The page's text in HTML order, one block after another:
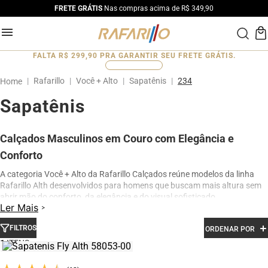
FRETE GRÁTIS Nas compras acima de R$ 349,90
FALTA R$ 299,90 PRA GARANTIR SEU FRETE GRÁTIS.
0
Rafarillo Você + Alto Sapatênis 234
Sapatênis
Calçados Masculinos em Couro com Elegância e
Conforto
A categoria Você + Alto da Rafarillo Calçados reúne modelos da linha
Rafarillo Alth desenvolvidos para homens que buscam mais altura sem
abrir mão do conforto, da elegância e do visual sofisticado.
Os calçados contam com elevação interna de até 7 cm, proporcionando
aumento de altura de forma discreta e natural. Produzidos em couro
legítimo e com acabamento premium, os modelos oferecem excelente
conforto para uso diário, além de design moderno para ocasiões sociais,
Ler Mais
FILTROS ORDENAR POR
1